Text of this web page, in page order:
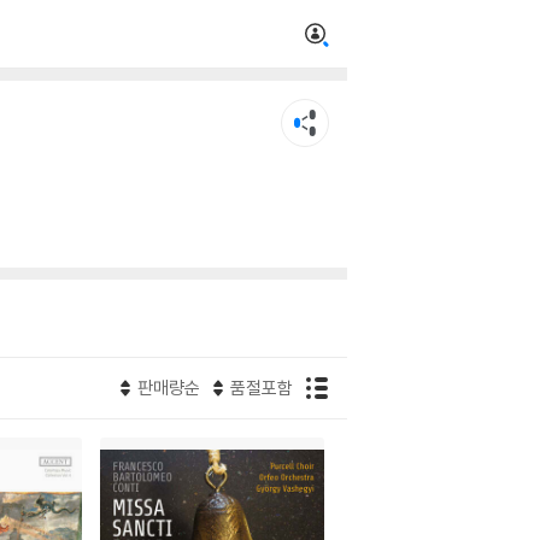
판매량순 품절포함